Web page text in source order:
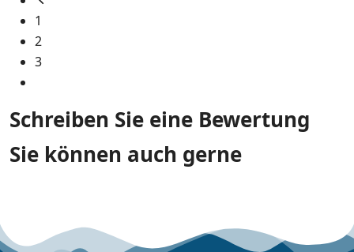
1
2
3
Schreiben Sie eine Bewertung
Sie können auch gerne